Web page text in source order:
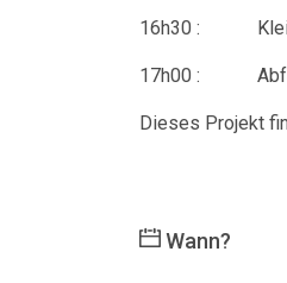
16h30 :
17h00 :
Dieses Projekt
Wann?